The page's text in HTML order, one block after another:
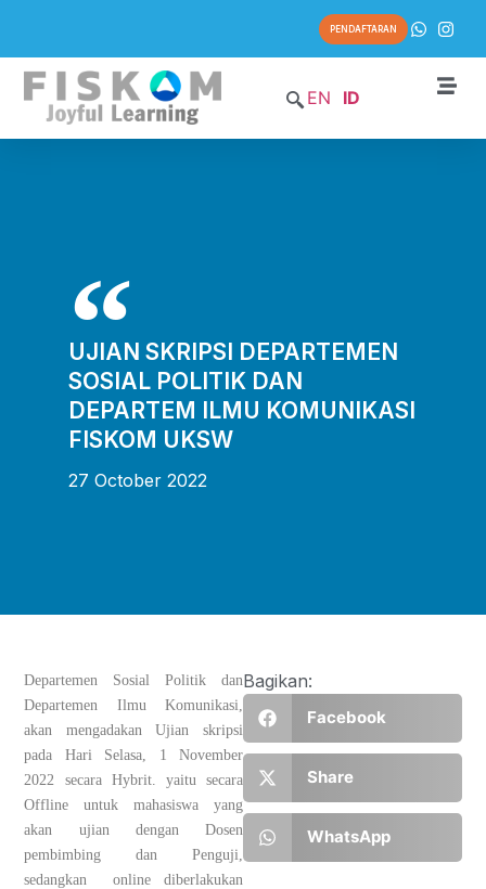
PENDAFTARAN
EN ID
UJIAN SKRIPSI DEPARTEMEN
SOSIAL POLITIK DAN
DEPARTEM ILMU KOMUNIKASI
FISKOM UKSW
27 October 2022
Departemen Sosial Politik dan
Departemen Ilmu Komunikasi,
akan mengadakan Ujian skripsi
pada Hari Selasa, 1 November
2022 secara Hybrit. yaitu secara
Offline untuk mahasiswa yang
akan ujian dengan Dosen
pembimbing dan Penguji,
sedangkan online diberlakukan
Bagikan:
Facebook
Share
WhatsApp